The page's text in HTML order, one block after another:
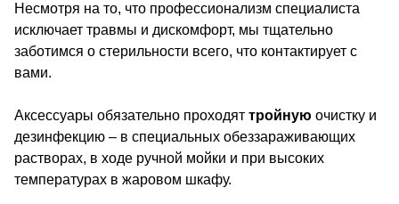
Несмотря на то, что профессионализм специалиста
исключает травмы и дискомфорт, мы тщательно
заботимся о стерильности всего, что контактирует с
вами.
Аксессуары обязательно проходят тройную очистку и
дезинфекцию – в специальных обеззараживающих
растворах, в ходе ручной мойки и при высоких
температурах в жаровом шкафу.